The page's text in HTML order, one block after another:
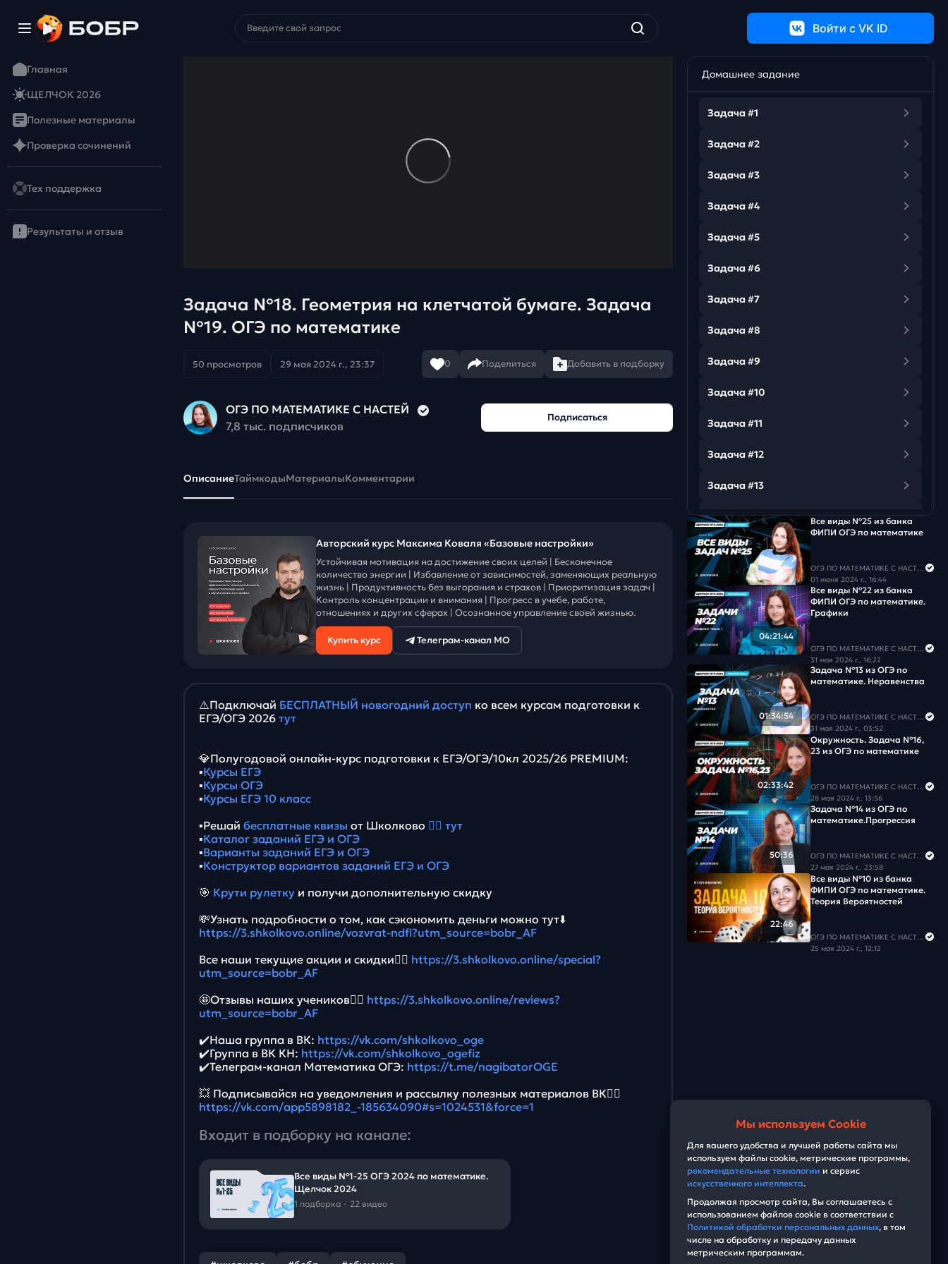
Войти c VK ID
Главная
ЩЕЛЧОК 2026
Полезные материалы
Проверка сочинений
Тех поддержка
Результаты и отзыв
Задача №18. Геометрия на клетчатой бумаге. Задача
№19. ОГЭ по математике
50 просмотров 29 мая 2024 г., 23:37 0 Поделиться Добавить в подборку
ОГЭ ПО МАТЕМАТИКЕ С НАСТЕЙ
7,8 тыс. подписчиков
Подписаться
ОписаниеТаймкодыМатериалыКомментарии
Авторский курс Максима Коваля «Базовые настройки»
Устойчивая мотивация на достижение своих целей | Бесконечное
количество энергии | Избавление от зависимостей, заменяющих реальную
жизнь | Продуктивность без выгорания и страхов | Приоритизация задач |
Контроль концентрации и внимания | Прогресс в учебе, работе,
отношениях и других сферах | Осознанное управление своей жизнью.
Купить курс Телеграм-канал МО
⚠️Подключай БЕСПЛАТНЫЙ новогодний доступ ко всем курсам подготовки к
ЕГЭ/ОГЭ 2026 тут
💎Полугодовой онлайн-курс подготовки к ЕГЭ/ОГЭ/10кл 2025/26 PREMIUM:
▪️Курсы ЕГЭ
▪️Курсы ОГЭ
▪️Курсы ЕГЭ 10 класс
▪️Решай бесплатные квизы от Школково 👉🏻 тут
▪️Каталог заданий ЕГЭ и ОГЭ
▪️Варианты заданий ЕГЭ и ОГЭ
▪️Конструктор вариантов заданий ЕГЭ и ОГЭ
🎯 Крути рулетку и получи дополнительную скидку
💸Узнать подробности о том, как сэкономить деньги можно тут⬇️
https://3.shkolkovo.online/vozvrat-ndfl?utm_source=bobr_AF
Все наши текущие акции и скидки👉🏻 https://3.shkolkovo.online/special?
utm_source=bobr_AF
🤩Отзывы наших учеников👉🏻 https://3.shkolkovo.online/reviews?
utm_source=bobr_AF
✔️Наша группа в ВК: https://vk.com/shkolkovo_oge
✔️Группа в ВК КН: https://vk.com/shkolkovo_ogefiz
✔️Телеграм-канал Математика ОГЭ: https://t.me/nagibatorOGE
💥 Подписывайся на уведомления и рассылку полезных материалов ВК👉🏻
https://vk.com/app5898182_-185634090#s=1024531&force=1
Входит в подборку на канале:
Все виды №1-25 ОГЭ 2024 по математике.
Щелчок 2024
1 подборка · 22 видео
Домашнее задание
Задача #1
Задача #2
Задача #3
Задача #4
Задача #5
Задача #6
Задача #7
Задача #8
Задача #9
Задача #10
Задача #11
Задача #12
Задача #13
Задача #14
Задача #15
Задача #16
Задача #17
Задача #18
Задача #19
Задача #20
Задача #21
Задача #22
Задача #23
Задача #24
Задача #25
Задача #26
Задача #27
Все виды №25 из банка
ФИПИ ОГЭ по математике
ОГЭ ПО МАТЕМАТИКЕ С НАСТЕЙ
01 июня 2024 г., 16:44
04:21:44
Все виды №22 из банка
ФИПИ ОГЭ по математике.
Графики
ОГЭ ПО МАТЕМАТИКЕ С НАСТЕЙ
31 мая 2024 г., 16:22
01:34:54
Задача №13 из ОГЭ по
математике. Неравенства
ОГЭ ПО МАТЕМАТИКЕ С НАСТЕЙ
31 мая 2024 г., 03:52
02:33:42
Окружность. Задача №16,
23 из ОГЭ по математике
ОГЭ ПО МАТЕМАТИКЕ С НАСТЕЙ
28 мая 2024 г., 13:56
50:36
Задача №14 из ОГЭ по
математике.Прогрессия
ОГЭ ПО МАТЕМАТИКЕ С НАСТЕЙ
27 мая 2024 г., 23:58
22:46
Все виды №10 из банка
ФИПИ ОГЭ по математике.
Теория Вероятностей
ОГЭ ПО МАТЕМАТИКЕ С НАСТЕЙ
25 мая 2024 г., 12:12
Мы используем Cookie
Для вашего удобства и лучшей работы сайта мы
используем файлы cookie, метрические программы,
рекомендательные технологии и сервис
искусственного интеллекта.
Продолжая просмотр сайта, Вы соглашаетесь с
использованием файлов cookie в соответствии с
Политикой обработки персональных данных, в том
числе на обработку и передачу данных
метрическим программам.